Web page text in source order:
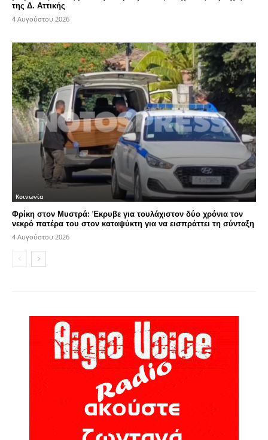
της Δ. Αττικής
4 Αυγούστου 2026
Κοινωνία
Φρίκη στον Μυστρά: Έκρυβε για τουλάχιστον δύο χρόνια τον
νεκρό πατέρα του στον καταψύκτη για να εισπράττει τη σύνταξη
4 Αυγούστου 2026